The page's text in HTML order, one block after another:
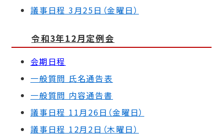
議事日程 3月25日（金曜日）
令和3年12月定例会
会期日程
一般質問 氏名通告表
一般質問 内容通告書
議事日程 11月26日（金曜日）
議事日程 12月2日（木曜日）